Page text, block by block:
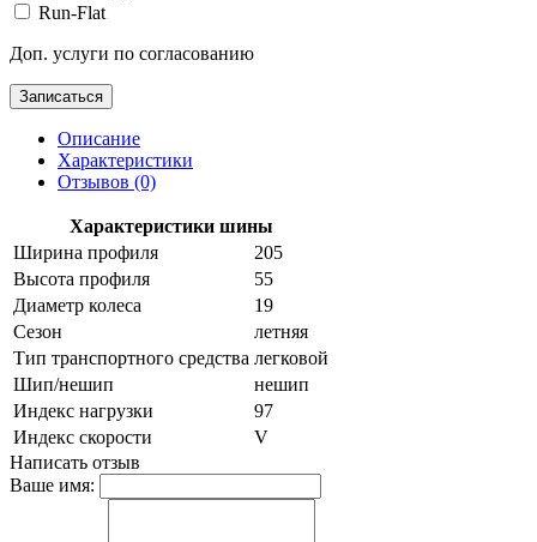
Run-Flat
Доп. услуги по согласованию
Записаться
Описание
Характеристики
Отзывов (0)
Характеристики шины
Ширина профиля
205
Высота профиля
55
Диаметр колеса
19
Сезон
летняя
Тип транспортного средства легковой
Шип/нешип
нешип
Индекс нагрузки
97
Индекс скорости
V
Написать отзыв
Ваше имя: